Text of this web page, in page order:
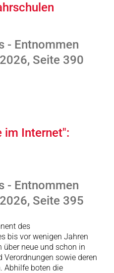
- Entnommen
Seite 390
im Internet":
- Entnommen
Seite 395
des
bis vor wenigen Jahren
über neue und schon in
Verordnungen sowie deren
Abhilfe boten die